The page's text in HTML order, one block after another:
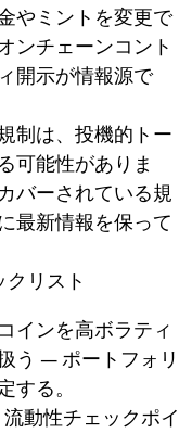
やミントを変更で
ンチェーンコント
開示が情報源で
制は、投機的トー
可能性がありま
バーされている規
最新情報を保って
リスト
インを高ボラティ
う — ポートフォリ
する。
動性チェックポイ